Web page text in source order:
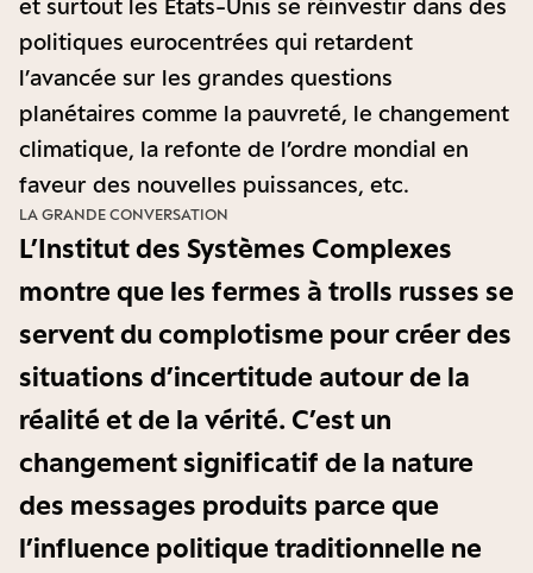
et surtout les Etats-Unis se réinvestir dans des
politiques eurocentrées qui retardent
l’avancée sur les grandes questions
planétaires comme la pauvreté, le changement
climatique, la refonte de l’ordre mondial en
faveur des nouvelles puissances, etc.
L’Institut des Systèmes Complexes
montre que les fermes à trolls russes se
servent du complotisme pour créer des
situations d’incertitude autour de la
réalité et de la vérité. C’est un
changement significatif de la nature
des messages produits parce que
l’influence politique traditionnelle ne
LA GRANDE CONVERSATION